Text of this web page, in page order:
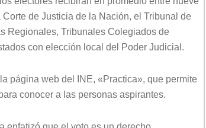
de Justicia de la Nación, el Tribunal de
Regionales, Tribunales Colegiados de
con elección local del Poder Judicial.
página web del INE, «Practica», que permite
conocer a las personas aspirantes.